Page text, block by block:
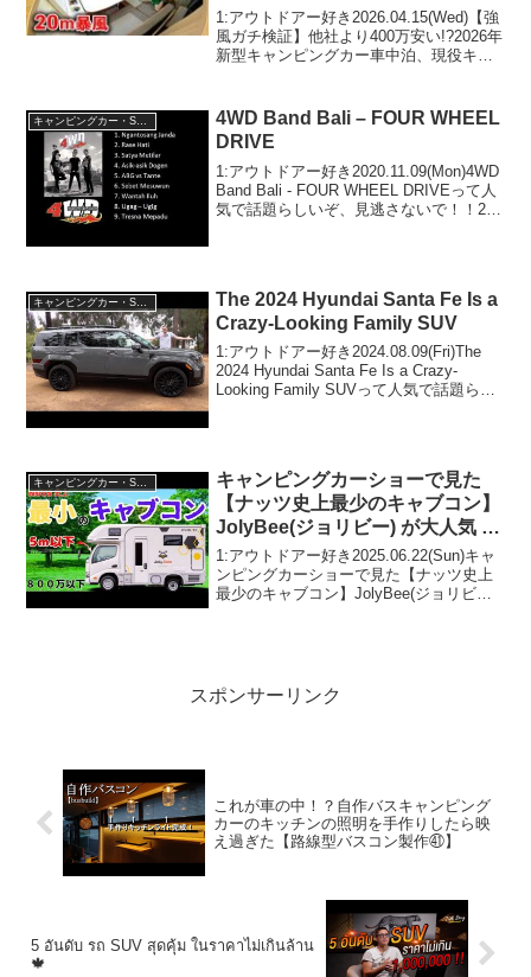
ーが感じたデメリット2つ【GSカ
スタム】
1:アウトドアー好き2026.04.15(Wed)【強
風ガチ検証】他社より400万安い!?2026年
新型キャンピングカー車中泊、現役キャ
ぞ、見逃さないで！！2:アウトド...
キャンピングカー・SUV人気車種
4WD Band Bali – FOUR WHEEL
DRIVE
1:アウトドアー好き2020.11.09(Mon)4WD
Band Bali - FOUR WHEEL DRIVEって人
気で話題らしいぞ、見逃さないで！！2:
The 2024 Hyundai Santa Fe Is a
Crazy-Looking Family SUV
1:アウトドアー好き2024.08.09(Fri)The
2024 Hyundai Santa Fe Is a Crazy-
Looking Family SUVって人気で話題らし
キャンピングカー・SUV人気車種
キャンピングカーショーで見た
【ナッツ史上最少のキャブコン】
JolyBee(ジョリビー) が大人気 日
本の道路事情に合わせてきたスマ
ートキャブコンを紹介＆要点を徹
底解説
1:アウトドアー好き2025.06.22(Sun)キャ
ンピングカーショーで見た【ナッツ史上
最少のキャブコン】JolyBee(ジョリビー)
スポンサーリンク
これが車の中！？自作バスキャンピング
カーのキッチンの照明を手作りしたら映
え過ぎた【路線型バスコン製作㊶】
5 อันดับ รถ SUV สุดคุ้ม ในราคาไม่เกินล้าน
🍁